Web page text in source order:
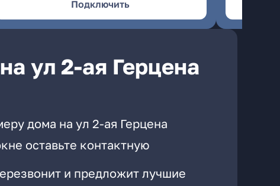
Подключить
ул 2-ая Герцена
дома на ул 2-ая Герцена
оставьте контактную
и предложит лучшие